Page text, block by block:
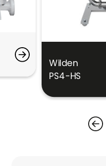
Wilden
PS4-HS